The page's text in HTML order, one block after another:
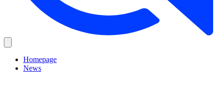
Homepage
News